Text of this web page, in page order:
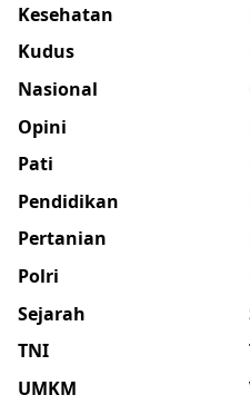
Kesehatan
Kudus
Nasional
Opini
Pati
Pendidikan
Pertanian
Polri
Sejarah
TNI
UMKM